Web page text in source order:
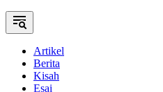
Artikel
Berita
Kisah
Esai